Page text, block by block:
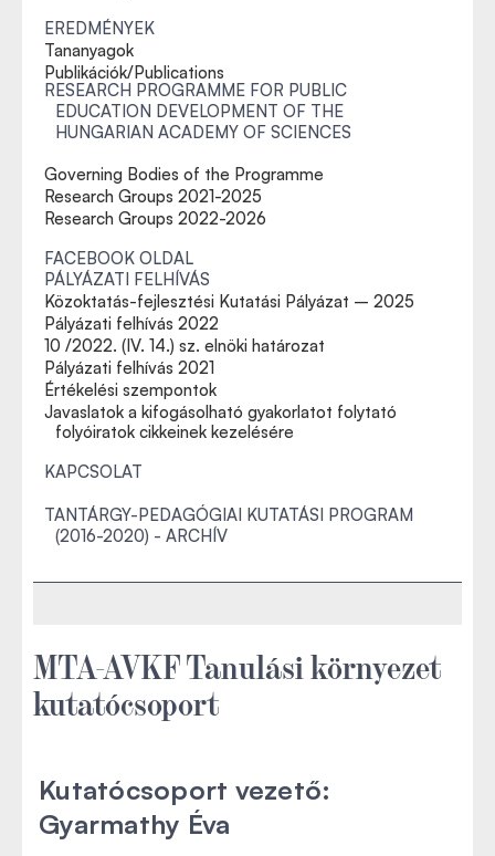
EREDMÉNYEK
Tananyagok
Publikációk/Publications
RESEARCH PROGRAMME FOR PUBLIC
EDUCATION DEVELOPMENT OF THE
HUNGARIAN ACADEMY OF SCIENCES
Governing Bodies of the Programme
Research Groups 2021-2025
Research Groups 2022-2026
FACEBOOK OLDAL
PÁLYÁZATI FELHÍVÁS
Közoktatás-fejlesztési Kutatási Pályázat – 2025
Pályázati felhívás 2022
10 /2022. (IV. 14.) sz. elnöki határozat
Pályázati felhívás 2021
Értékelési szempontok
Javaslatok a kifogásolható gyakorlatot folytató
folyóiratok cikkeinek kezelésére
KAPCSOLAT
TANTÁRGY-PEDAGÓGIAI KUTATÁSI PROGRAM
(2016-2020) - ARCHÍV
MTA-AVKF Tanulási környezet
kutatócsoport
Kutatócsoport vezető:
Gyarmathy Éva